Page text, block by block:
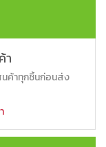
า
ค้าทุกชิ้นก่อนส่ง